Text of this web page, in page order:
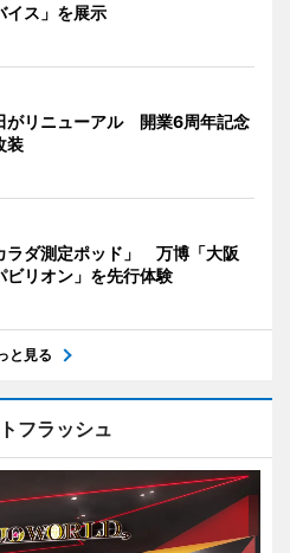
イス」を展示
がリニューアル 開業6周年記念
装
ラダ測定ポッド」 万博「大阪
ビリオン」を先行体験
と見る
フラッシュ